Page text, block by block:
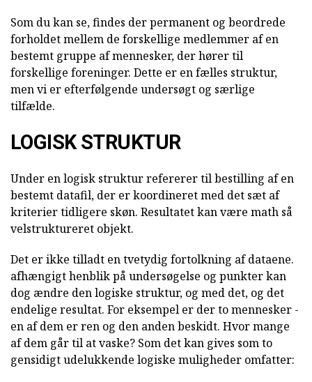
Som du kan se, findes der permanent og beordrede
forholdet mellem de forskellige medlemmer af en
bestemt gruppe af mennesker, der hører til
forskellige foreninger. Dette er en fælles struktur,
men vi er efterfølgende undersøgt og særlige
tilfælde.
LOGISK STRUKTUR
Under en logisk struktur refererer til bestilling af en
bestemt datafil, der er koordineret med det sæt af
kriterier tidligere skøn. Resultatet kan være math så
velstruktureret objekt.
Det er ikke tilladt en tvetydig fortolkning af dataene.
afhængigt henblik på undersøgelse og punkter kan
dog ændre den logiske struktur, og med det, og det
endelige resultat. For eksempel er der to mennesker -
en af dem er ren og den anden beskidt. Hvor mange
af dem går til at vaske? Som det kan gives som to
gensidigt udelukkende logiske muligheder omfatter: